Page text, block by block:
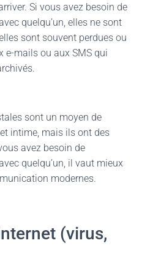
Si vous avez besoin de
quelqu’un, elles ne sont
sont souvent perdues ou
e-mails ou aux SMS qui
sont un moyen de
intime, mais ils ont des
avez besoin de
quelqu’un, il vaut mieux
modernes.
(virus,